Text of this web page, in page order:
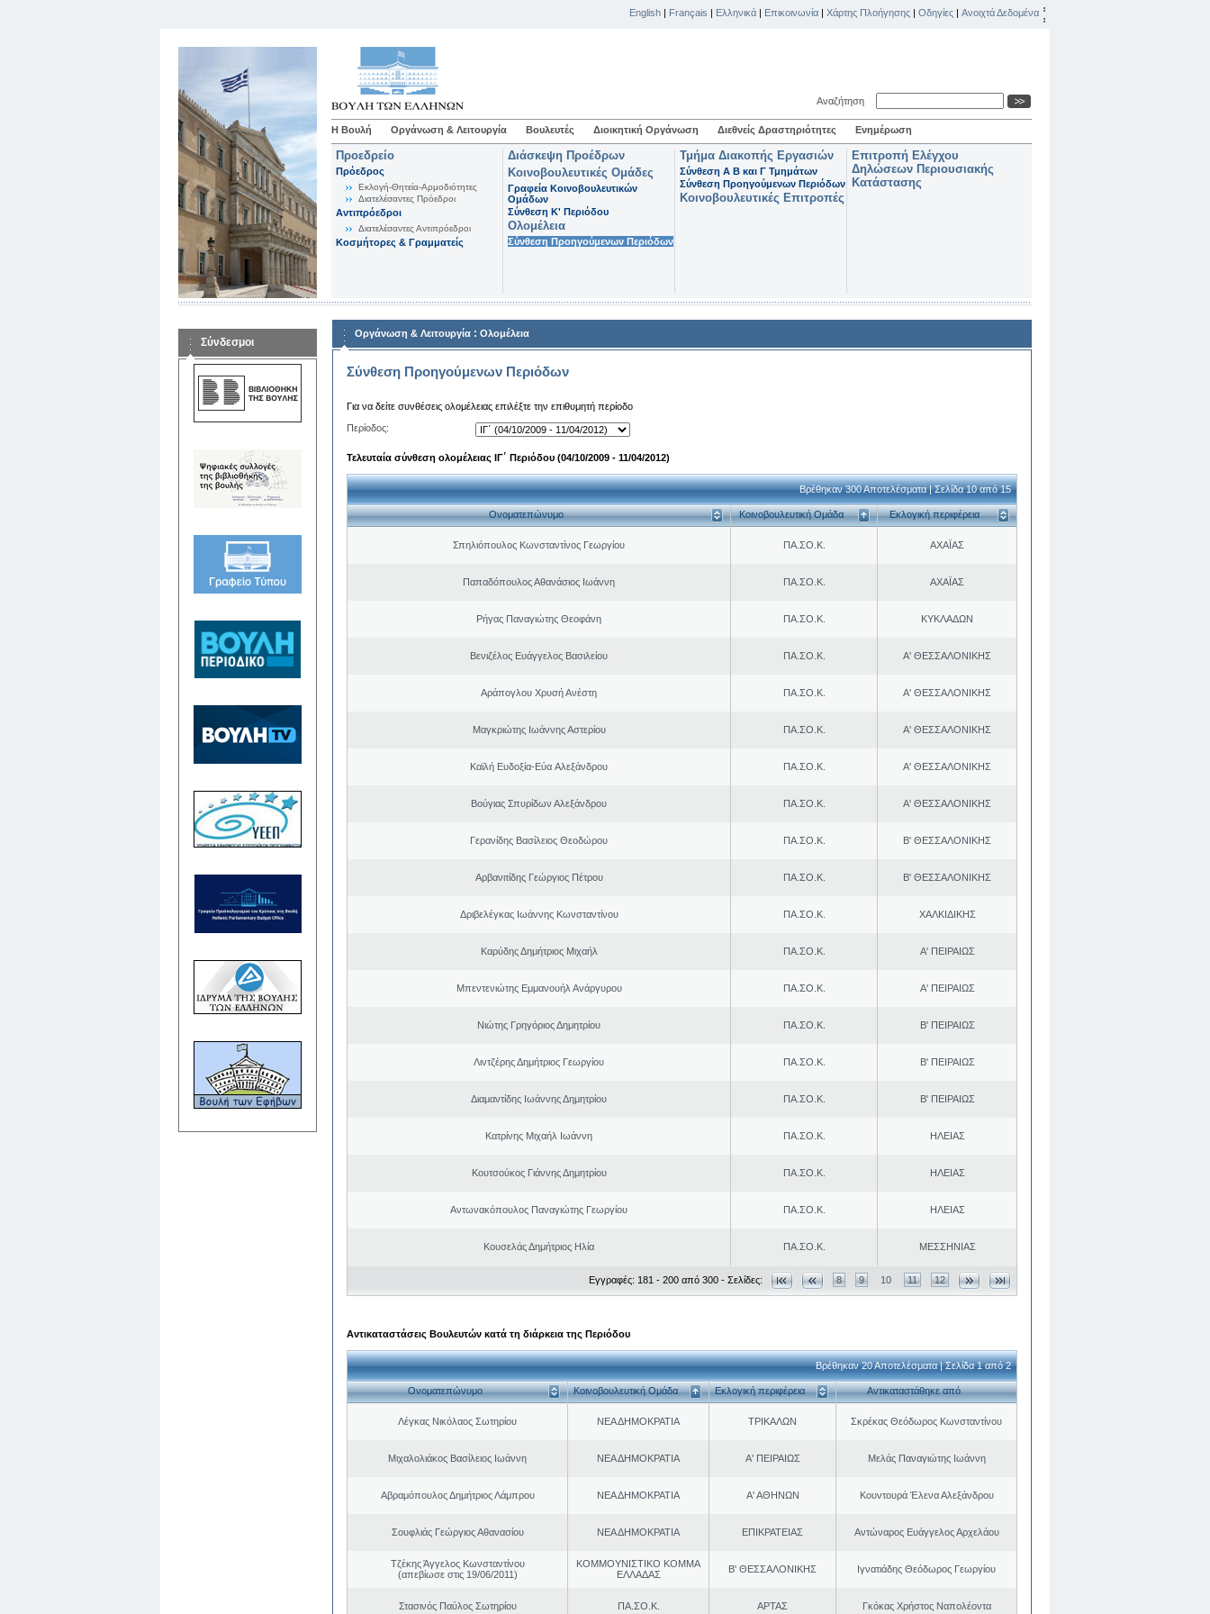
English | Français | Ελληνικά | Επικοινωνία | Χάρτης Πλοήγησης | Οδηγίες | Ανοιχτά Δεδομένα
Αναζήτηση
Η Βουλή Οργάνωση & Λειτουργία Βουλευτές Διοικητική Οργάνωση Διεθνείς Δραστηριότητες Ενημέρωση
Προεδρείο
Πρόεδρος
Εκλογή-Θητεία-Αρμοδιότητες
Διατελέσαντες Πρόεδροι
Αντιπρόεδροι
Διατελέσαντες Αντιπρόεδροι
Κοσμήτορες & Γραμματείς
Διάσκεψη Προέδρων
Κοινοβουλευτικές Ομάδες
Γραφεία Κοινοβουλευτικών
Ομάδων
Σύνθεση K' Περιόδου
Ολομέλεια
Σύνθεση Προηγούμενων Περιόδων
Τμήμα Διακοπής Εργασιών
Σύνθεση Α Β και Γ Τμημάτων
Σύνθεση Προηγούμενων Περιόδων
Κοινοβουλευτικές Επιτροπές
Επιτροπή Ελέγχου
Δηλώσεων Περιουσιακής
Κατάστασης
Σύνδεσμοι
Οργάνωση & Λειτουργία : Ολομέλεια
Σύνθεση Προηγούμενων Περιόδων
Για να δείτε συνθέσεις ολομέλειας επιλέξτε την επιθυμητή περίοδο
Περίοδος:
Τελευταία σύνθεση ολομέλειας ΙΓ΄ Περιόδου (04/10/2009 - 11/04/2012)
Βρέθηκαν 300 Αποτελέσματα | Σελίδα 10 από 15
Ονοματεπώνυμο Κοινοβουλευτική Ομάδα Εκλογική περιφέρεια
Σπηλιόπουλος Κωνσταντίνος Γεωργίου ΠΑ.ΣΟ.Κ. ΑΧΑΪΑΣ
Παπαδόπουλος Αθανάσιος Ιωάννη ΠΑ.ΣΟ.Κ. ΑΧΑΪΑΣ
Ρήγας Παναγιώτης Θεοφάνη ΠΑ.ΣΟ.Κ. ΚΥΚΛΑΔΩΝ
Βενιζέλος Ευάγγελος Βασιλείου ΠΑ.ΣΟ.Κ. Α' ΘΕΣΣΑΛΟΝΙΚΗΣ
Αράπογλου Χρυσή Ανέστη ΠΑ.ΣΟ.Κ. Α' ΘΕΣΣΑΛΟΝΙΚΗΣ
Μαγκριώτης Ιωάννης Αστερίου ΠΑ.ΣΟ.Κ. Α' ΘΕΣΣΑΛΟΝΙΚΗΣ
Καϊλή Ευδοξία-Εύα Aλεξάνδρου ΠΑ.ΣΟ.Κ. Α' ΘΕΣΣΑΛΟΝΙΚΗΣ
Βούγιας Σπυρίδων Αλεξάνδρου ΠΑ.ΣΟ.Κ. Α' ΘΕΣΣΑΛΟΝΙΚΗΣ
Γερανίδης Βασίλειος Θεοδώρου ΠΑ.ΣΟ.Κ. Β' ΘΕΣΣΑΛΟΝΙΚΗΣ
Αρβανιτίδης Γεώργιος Πέτρου ΠΑ.ΣΟ.Κ. Β' ΘΕΣΣΑΛΟΝΙΚΗΣ
Δριβελέγκας Ιωάννης Κωνσταντίνου ΠΑ.ΣΟ.Κ. ΧΑΛΚΙΔΙΚΗΣ
Καρύδης Δημήτριος Μιχαήλ ΠΑ.ΣΟ.Κ. Α' ΠΕΙΡΑΙΩΣ
Μπεντενιώτης Εμμανουήλ Ανάργυρου ΠΑ.ΣΟ.Κ. Α' ΠΕΙΡΑΙΩΣ
Νιώτης Γρηγόριος Δημητρίου ΠΑ.ΣΟ.Κ. Β' ΠΕΙΡΑΙΩΣ
Λιντζέρης Δημήτριος Γεωργίου ΠΑ.ΣΟ.Κ. Β' ΠΕΙΡΑΙΩΣ
Διαμαντίδης Ιωάννης Δημητρίου ΠΑ.ΣΟ.Κ. Β' ΠΕΙΡΑΙΩΣ
Κατρίνης Μιχαήλ Ιωάννη ΠΑ.ΣΟ.Κ. ΗΛΕΙΑΣ
Κουτσούκος Γιάννης Δημητρίου ΠΑ.ΣΟ.Κ. ΗΛΕΙΑΣ
Αντωνακόπουλος Παναγιώτης Γεωργίου ΠΑ.ΣΟ.Κ. ΗΛΕΙΑΣ
Κουσελάς Δημήτριος Ηλία ΠΑ.ΣΟ.Κ. ΜΕΣΣΗΝΙΑΣ
Εγγραφές: 181 - 200 από 300 - Σελίδες: 8 9 10 11 12
Αντικαταστάσεις Βουλευτών κατά τη διάρκεια της Περιόδου
Βρέθηκαν 20 Αποτελέσματα | Σελίδα 1 από 2
Ονοματεπώνυμο Κοινοβουλευτική Ομάδα Εκλογική περιφέρεια Αντικαταστάθηκε από
Λέγκας Νικόλαος Σωτηρίου ΝΕΑ ΔΗΜΟΚΡΑΤΙΑ ΤΡΙΚΑΛΩΝ Σκρέκας Θεόδωρος Κωνσταντίνου
Μιχαλολιάκος Βασίλειος Ιωάννη ΝΕΑ ΔΗΜΟΚΡΑΤΙΑ Α' ΠΕΙΡΑΙΩΣ Μελάς Παναγιώτης Ιωάννη
Αβραμόπουλος Δημήτριος Λάμπρου ΝΕΑ ΔΗΜΟΚΡΑΤΙΑ Α' ΑΘΗΝΩΝ Κουντουρά Έλενα Αλεξάνδρου
Σουφλιάς Γεώργιος Αθανασίου ΝΕΑ ΔΗΜΟΚΡΑΤΙΑ ΕΠΙΚΡΑΤΕΙΑΣ Αντώναρος Ευάγγελος Αρχελάου
Τζέκης Άγγελος Κωνσταντίνου
(απεβίωσε στις 19/06/2011)
ΚΟΜΜΟΥΝΙΣΤΙΚΟ ΚΟΜΜΑ
ΕΛΛΑΔΑΣ
Β' ΘΕΣΣΑΛΟΝΙΚΗΣ Ιγνατιάδης Θεόδωρος Γεωργίου
Στασινός Παύλος Σωτηρίου ΠΑ.ΣΟ.Κ. ΑΡΤΑΣ Γκόκας Χρήστος Ναπολέοντα